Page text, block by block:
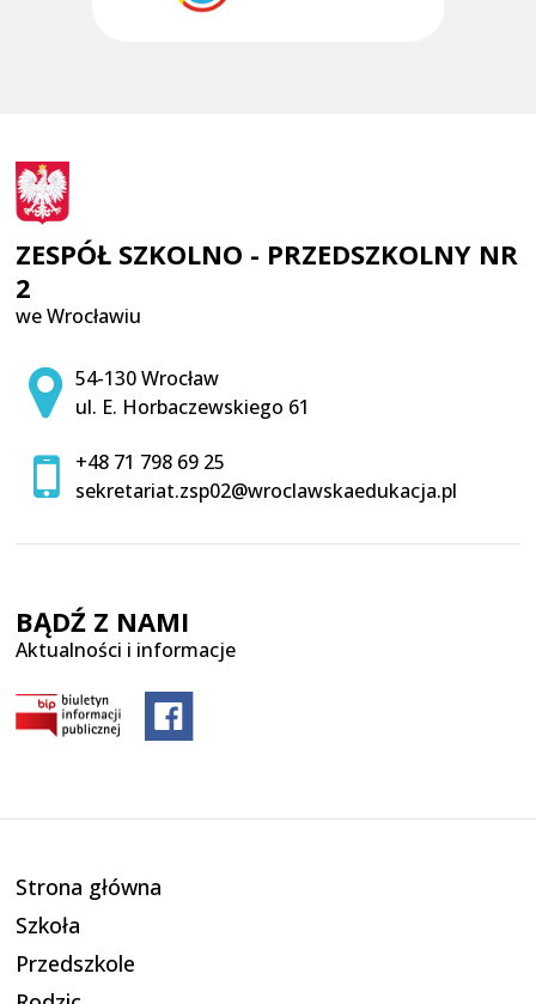
ZESPÓŁ SZKOLNO - PRZEDSZKOLNY NR
2
we Wrocławiu
Adres pocztowy:
54-130 Wrocław
ul. E. Horbaczewskiego 61
+48 71 798 69 25
sekretariat.zsp02@wroclawskaedukacja.pl
BĄDŹ Z NAMI
Aktualności i informacje
Strona główna
Szkoła
Przedszkole